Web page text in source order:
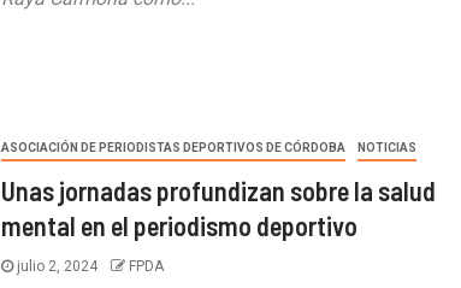
ASOCIACIÓN DE PERIODISTAS DEPORTIVOS DE CÓRDOBA NOTICIAS
Unas jornadas profundizan sobre la salud
mental en el periodismo deportivo
julio 2, 2024 FPDA